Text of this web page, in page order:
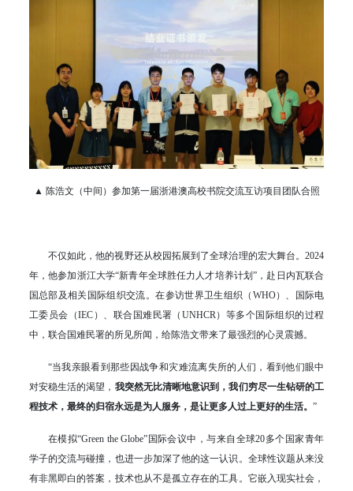
▲ 陈浩文（中间）参加第一届浙港澳高校书院交流互访项目团队合照
不仅如此，他的视野还从校园拓展到了全球治理的宏大舞台。2024
年，他参加浙江大学“新青年全球胜任力人才培养计划”，赴日内瓦联合
国总部及相关国际组织交流。在参访世界卫生组织（WHO）、国际电
工委员会（IEC）、联合国难民署（UNHCR）等多个国际组织的过程
中，联合国难民署的所见所闻，给陈浩文带来了最强烈的心灵震撼。
“当我亲眼看到那些因战争和灾难流离失所的人们，看到他们眼中
对安稳生活的渴望， 我突然无比清晰地意识到，我们穷尽一生钻研的工
程技术，最终的归宿永远是为人服务，是让更多人过上更好的生活。 ”
在模拟“Green the Globe”国际会议中，与来自全球20多个国家青年
学子的交流与碰撞，也进一步加深了他的这一认识。全球性议题从来没
有非黑即白的答案，技术也从不是孤立存在的工具。它嵌入现实社会，